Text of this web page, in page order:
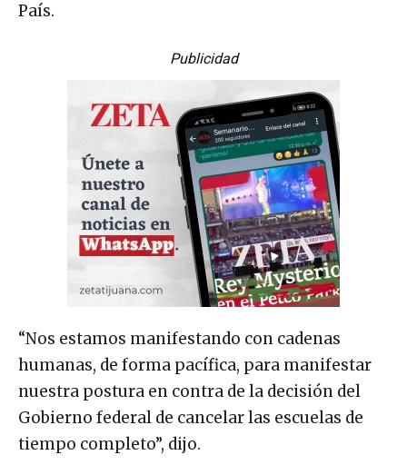
País.
Publicidad
“Nos estamos manifestando con cadenas
humanas, de forma pacífica, para manifestar
nuestra postura en contra de la decisión del
Gobierno federal de cancelar las escuelas de
tiempo completo”, dijo.